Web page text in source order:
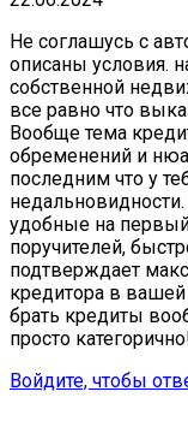
Не соглашусь с
описаны условия.
собственной
все равно что
Вообще тема
обременений и
последним что у
удобные на
поручителей,
подтверждает
кредитора в
брать кредиты
просто
Войдите, чтобы